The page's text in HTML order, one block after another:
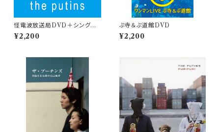
怪電波放送局DVD＋シングル
「ぐるぐる」2枚組み
¥2,200
ぷ寺＆ぷ道館DVD
¥2,200